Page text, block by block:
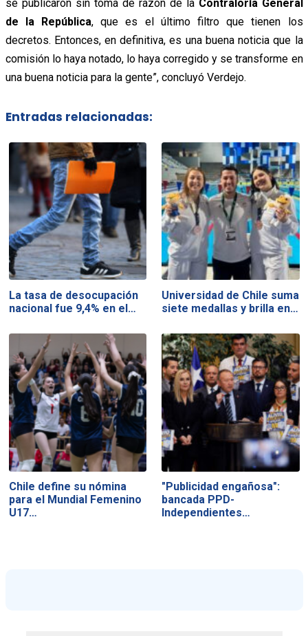
se publicaron sin toma de razón de la Contraloría General
de la República, que es el último filtro que tienen los
decretos. Entonces, en definitiva, es una buena noticia que la
comisión lo haya notado, lo haya corregido y se transforme en
una buena noticia para la gente”, concluyó Verdejo.
Entradas relacionadas:
La tasa de desocupación
nacional fue 9,4% en el…
Universidad de Chile suma
siete medallas y brilla en…
Chile define su nómina
para el Mundial Femenino
U17…
"Publicidad engañosa":
bancada PPD-
Independientes…